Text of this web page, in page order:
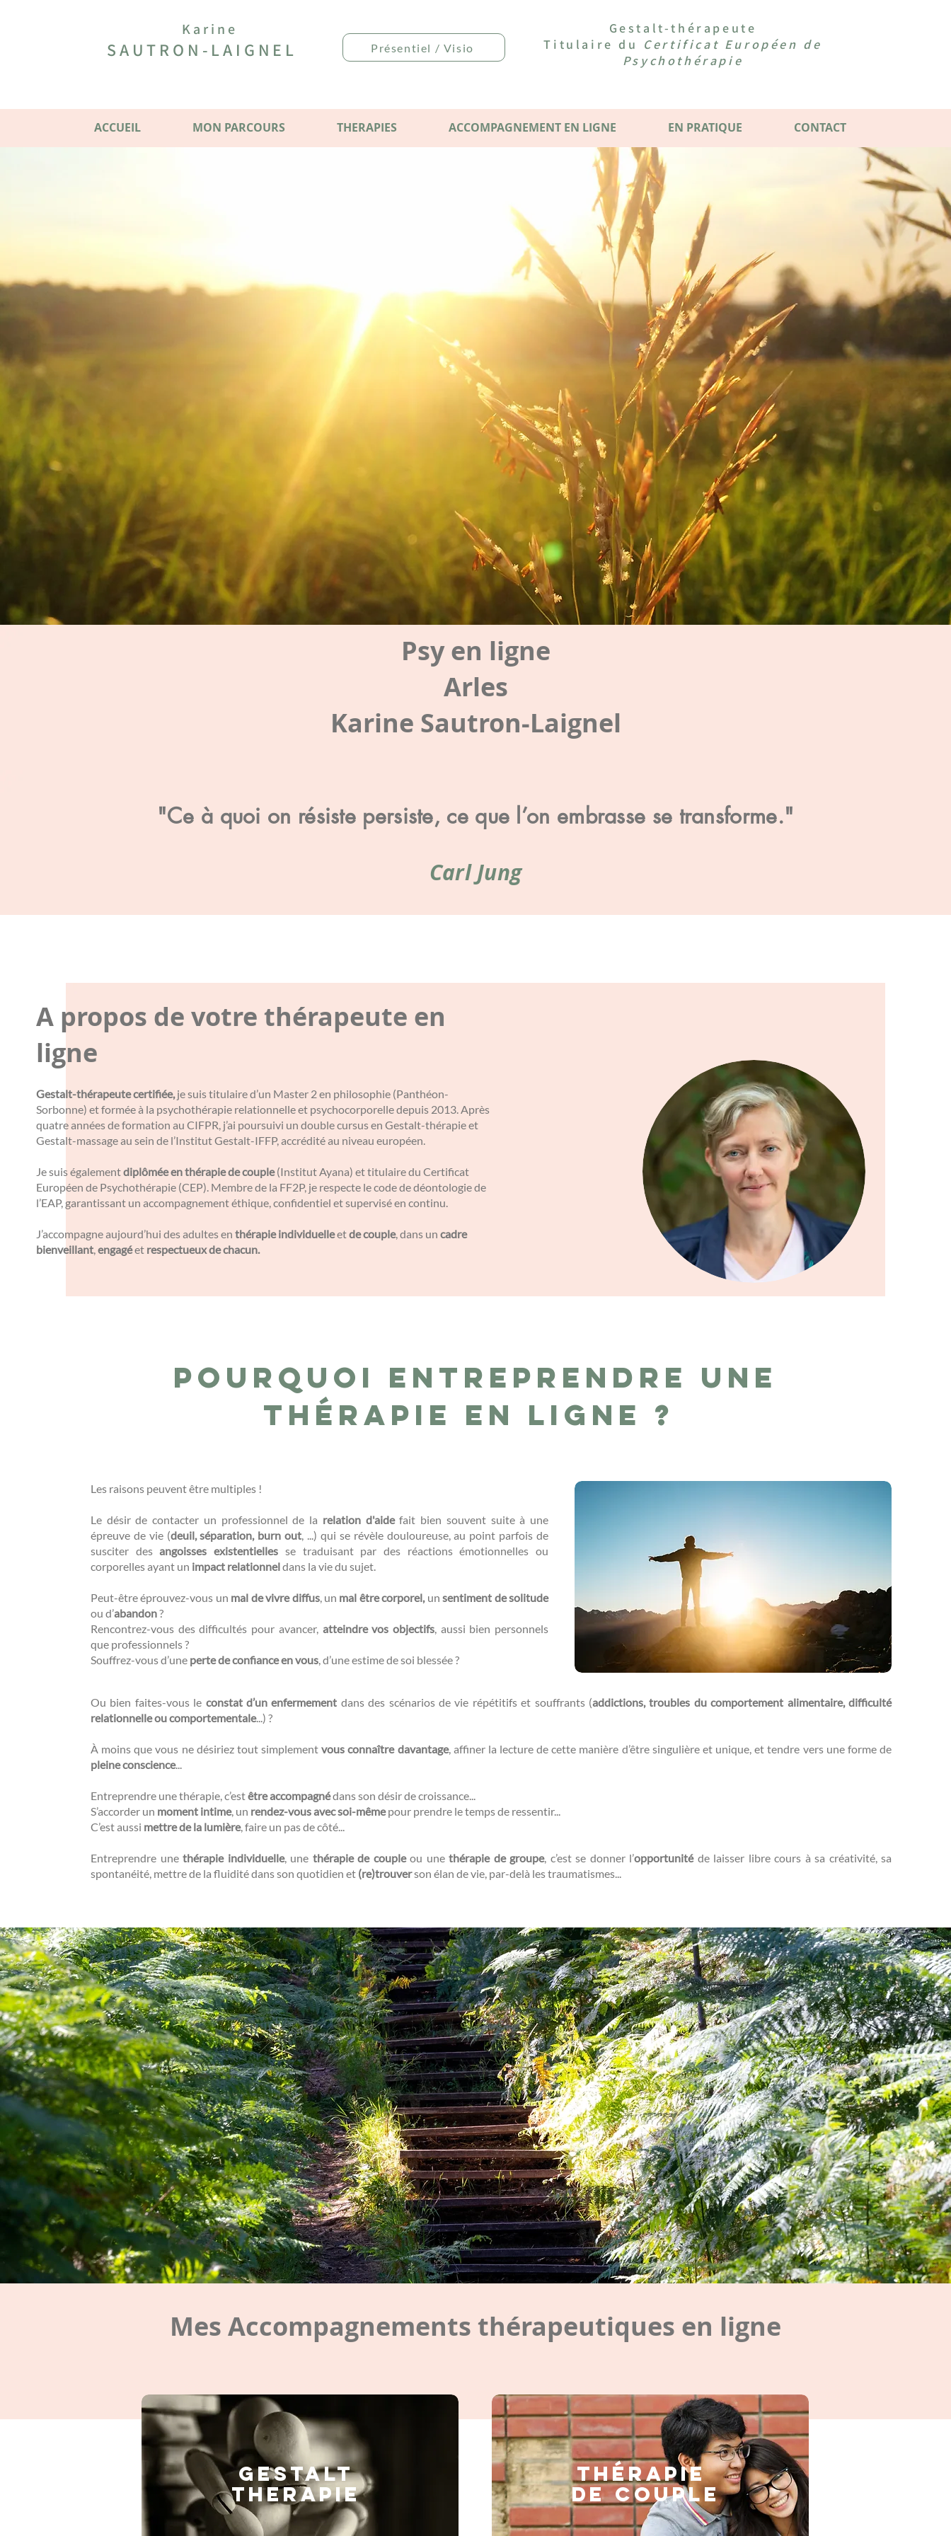
Karine
SAUTRON-LAIGNEL Présentiel / Visio
Gestalt-thérapeute
Titulaire du Certificat Européen de
Psychothérapie
ACCUEIL MON PARCOURS THERAPIES ACCOMPAGNEMENT EN LIGNE EN PRATIQUE CONTACT
Psy en ligne
Arles
Karine Sautron-Laignel
"Ce à quoi on résiste persiste, ce que l’on embrasse se transforme."
Carl Jung
A propos de votre thérapeute en
ligne
Gestalt-thérapeute certifiée,je suis titulaire d’un Master 2 en philosophie (Panthéon-
Sorbonne) et formée à la psychothérapie relationnelle et psychocorporelle depuis 2013. Après
quatre années de formation au CIFPR, j’ai poursuivi un double cursus en Gestalt-thérapie et
Gestalt-massage au sein de l’Institut Gestalt-IFFP, accrédité au niveau européen.
Je suis égalementdiplômée en thérapie de couple(Institut Ayana) et titulaire du Certificat
Européen de Psychothérapie (CEP). Membre de la FF2P, je respecte le code de déontologie de
l’EAP, garantissant un accompagnement éthique, confidentiel et supervisé en continu.
J’accompagne aujourd’hui des adultes en thérapie individuelleetde couple, dans un cadre
bienveillant,engagéet respectueux de chacun.
Pourquoi entreprendre une
thérapie en ligne ?
Les raisons peuvent être multiples !
Le désir de contacter un professionnel de la relation d'aidefait bien souvent suite à une
épreuve de vie (deuil, séparation, burn out, ...) qui se révèle douloureuse, au point parfois de
susciter desangoisses existentielles se traduisant par des réactions émotionnelles ou
corporelles ayant un impact relationneldans la vie du sujet.
Peut-être éprouvez-vous un mal de vivre diffus, un mal être corporel,unsentiment de solitude
ou d’abandon?
Rencontrez-vous des difficultés pour avancer, atteindre vos objectifs, aussi bien personnels
que professionnels ?
Souffrez-vous d’une perte de confiance en vous, d’une estime de soi blessée ?​​
Ou bien faites-vous le constat d’un enfermement dans des scénarios de vie répétitifs et souffrants (addictions, troubles du comportement alimentaire, difficulté
relationnelle ou comportementale...) ?
À moins que vous ne désiriez tout simplementvous connaître davantage, affiner la lecture de cette manière d’être singulière et unique, et tendre vers une forme de
pleine conscience...
Entreprendre une thérapie, c’estêtre accompagnédans son désir de croissance...
S’accorder un moment intime, un rendez-vous avec soi-mêmepour prendre le temps de ressentir...
C’est aussi mettre de la lumière, faire un pas de côté...
Entreprendre une thérapie individuelle, une thérapie de coupleou une thérapie de groupe, c’est se donner l’opportunité de laisser libre cours à sa créativité, sa
spontanéité, mettre de la fluidité dans son quotidien et (re)trouverson élan de vie, par-delà les traumatismes...
Mes Accompagnements thérapeutiques en ligne
GESTALT
THERAPIE
Thérapie
de couple